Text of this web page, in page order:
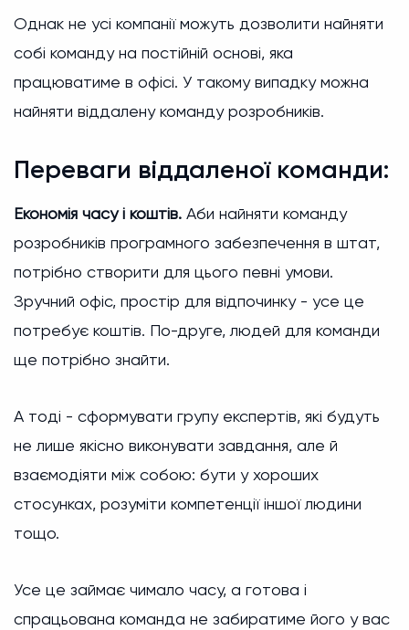
Однак не усі компанії можуть дозволити найняти
собі команду на постійній основі, яка
працюватиме в офісі. У такому випадку можна
найняти віддалену команду розробників.
Переваги віддаленої команди:
Економія часу і коштів. Аби найняти команду
розробників програмного забезпечення в штат,
потрібно створити для цього певні умови.
Зручний офіс, простір для відпочинку - усе це
потребує коштів. По-друге, людей для команди
ще потрібно знайти.
А тоді - сформувати групу експертів, які будуть
не лише якісно виконувати завдання, але й
взаємодіяти між собою: бути у хороших
стосунках, розуміти компетенції іншої людини
тощо.
Усе це займає чимало часу, а готова і
спрацьована команда не забиратиме його у вас